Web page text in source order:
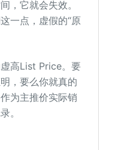
，它就会失效。
一点，虚假的“原
高List Price。要
，要么你就真的
为主推价实际销
。